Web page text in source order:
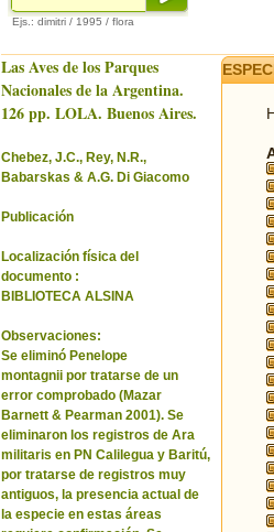
Ejs.: dimitri / 1995 / flora
Las Aves de los Parques
Nacionales de la Argentina.
126 pp. LOLA. Buenos Aires.
Chebez, J.C., Rey, N.R.,
Babarskas & A.G. Di Giacomo
Publicación
Localización física del
documento :
BIBLIOTECA ALSINA
Observaciones:
Se eliminó Penelope
montagnii por tratarse de un
error comprobado (Mazar
Barnett & Pearman 2001). Se
eliminaron los registros de Ara
militaris en PN Calilegua y Baritú,
por tratarse de registros muy
antiguos, la presencia actual de
la especie en estas áreas